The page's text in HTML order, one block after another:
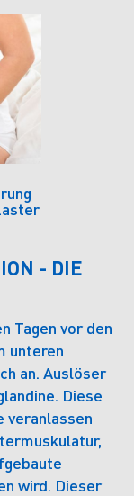
- DIE
Tagen vor den
unteren
an. Auslöser
Diese
wird. Dieser